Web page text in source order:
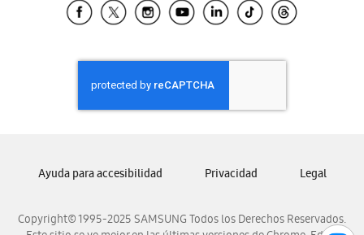
Samsung El Salvador
Samsung Honduras
Samsung Nicaragua
Samsung Panamá
Samsung Venezuela
Copyright© 1995-2025 SAMSUNG Todos los Derechos Reservados.
Ayuda para accesibilidad Privacidad Legal